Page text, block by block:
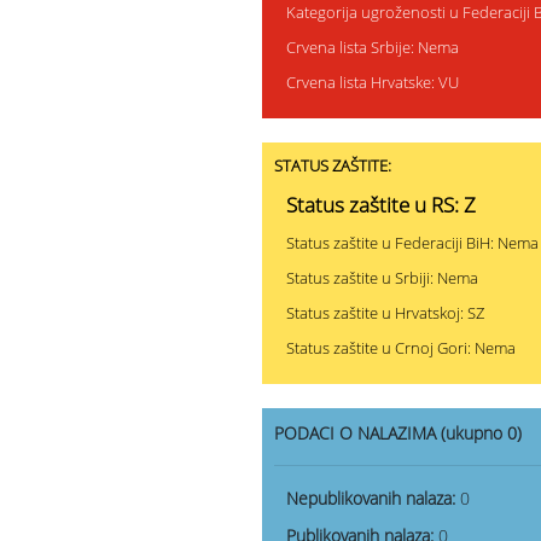
Kategorija ugroženosti u Federaciji
Crvena lista Srbije: Nema
Crvena lista Hrvatske: VU
STATUS ZAŠTITE:
Status zaštite u RS: Z
Status zaštite u Federaciji BiH: Nema
Status zaštite u Srbiji: Nema
Status zaštite u Hrvatskoj: SZ
Status zaštite u Crnoj Gori: Nema
PODACI O NALAZIMA (ukupno 0)
Nepublikovanih nalaza: 0
Publikovanih nalaza: 0